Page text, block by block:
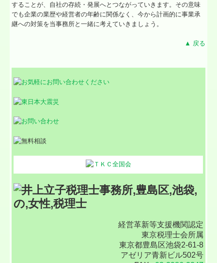
することが、自社の存続・発展へとつながっていきます。その意味
でも企業の業歴や経営者の年齢に関係なく、今から計画的に事業承
継への対策を当事務所と一緒に考えていきましょう。
▲ 戻る
経営革新等支援機関認定
東京税理士会所属
東京都豊島区池袋2-61-8
アゼリア青新ビル502号